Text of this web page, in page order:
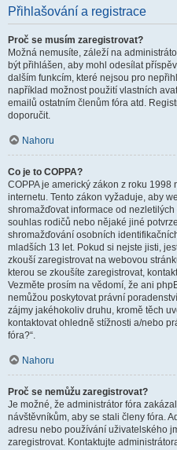
Přihlašování a registrace
Proč se musím zaregistrovat?
Možná nemusíte, záleží na
být přihlášen, aby mohl odesílat
dalším funkcím, které nejsou pro
například možnost použití vlastních
emailů ostatním členům fóra atd.
doporučit.
Nahoru
Co je to COPPA?
COPPA je americký zákon z roku
internetu. Tento zákon vyžaduje, aby
shromažďovat informace od
souhlas rodičů nebo nějaké jiné
shromažďování osobních
mladších 13 let. Pokud si nejste jisti,
zkouší zaregistrovat na webovou
kterou se zkoušíte zaregistrovat,
Vezměte prosím na vědomí, že ani
nemůžou poskytovat právní
zájmy jakéhokoliv druhu, kromě těch
kontaktovat ohledně stížnosti a/nebo
fóra?“.
Nahoru
Proč se nemůžu zaregistrovat?
Je možné, že administrátor fóra
návštěvníkům, aby se stali členy fóra.
adresu nebo používání uživatelského
zaregistrovat. Kontaktujte